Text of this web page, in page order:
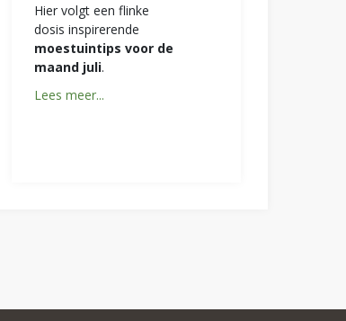
Hier volgt een flinke
dosis inspirerende
moestuintips voor de
maand juli.
Lees meer...